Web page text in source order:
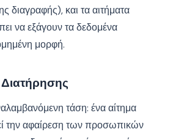
διαγραφής), και τα αιτήματα
να εξάγουν τα δεδομένα
μορφή.
τάση: ένα αίτημα
την αφαίρεση των προσωπικών